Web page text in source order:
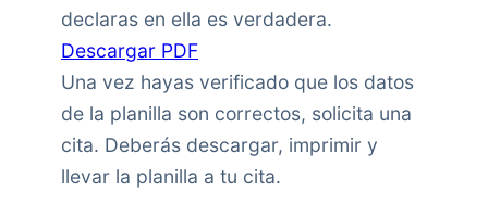
declaras en ella es verdadera.
Descargar PDF
Una vez hayas verificado que los datos
de la planilla son correctos, solicita una
cita. Deberás descargar, imprimir y
llevar la planilla a tu cita.